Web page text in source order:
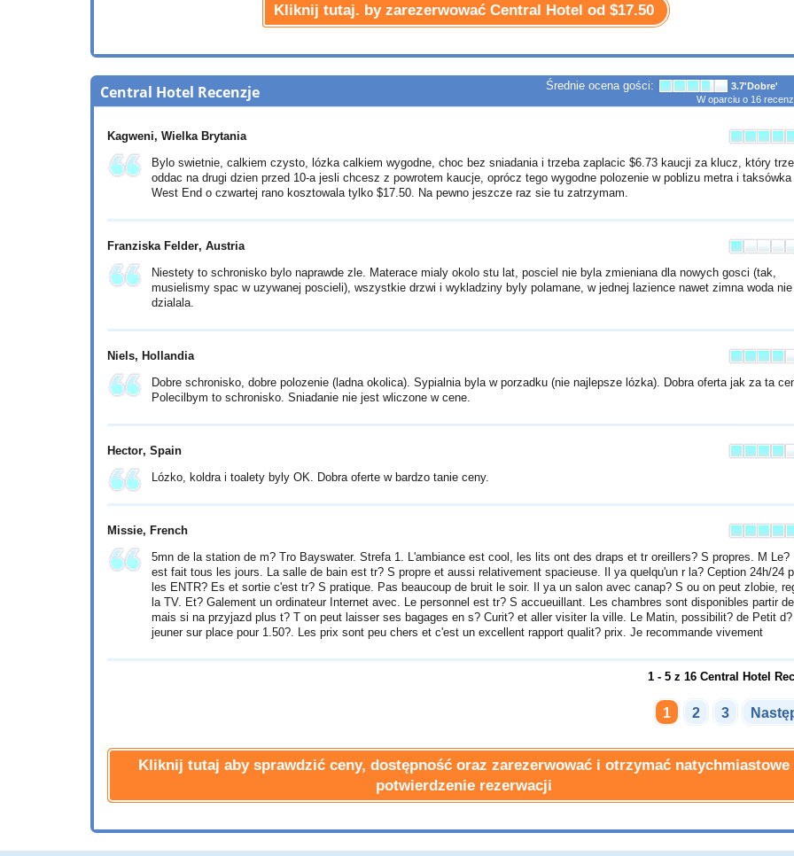
Kliknij tutaj. by zarezerwować Central Hotel od $17.50
Central Hotel Recenzje Średnie ocena gości: 3.7'Dobre'
W oparciu o 16
Kagweni, Wielka Brytania
Bylo swietnie, calkiem czysto, lózka calkiem wygodne, choc bez sniadania i trzeba zaplacic $6.73 kaucji za klucz, który
oddac na drugi dzien przed 10-a jesli chcesz z powrotem kaucje, oprócz tego wygodne polozenie w poblizu metra i taksówka
West End o czwartej rano kosztowala tylko $17.50. Na pewno jeszcze raz sie tu zatrzymam.
Franziska Felder, Austria
Niestety to schronisko bylo naprawde zle. Materace mialy okolo stu lat, posciel nie byla zmieniana dla nowych gosci (tak,
musielismy spac w uzywanej poscieli), wszystkie drzwi i wykladziny byly polamane, w jednej lazience nawet zimna woda nie
dzialala.
Niels, Hollandia
Dobre schronisko, dobre polozenie (ladna okolica). Sypialnia byla w porzadku (nie najlepsze lózka). Dobra oferta jak za ta
Polecilbym to schronisko. Sniadanie nie jest wliczone w cene.
Hector, Spain
Lózko, koldra i toalety byly OK. Dobra oferte w bardzo tanie ceny.
Missie, French
5mn de la station de m? Tro Bayswater. Strefa 1. L'ambiance est cool, les lits ont des draps et tr oreillers? S propres. M Le?
est fait tous les jours. La salle de bain est tr? S propre et aussi relativement spacieuse. Il ya quelqu'un r la? Ception 24h/24
les ENTR? Es et sortie c'est tr? S pratique. Pas beaucoup de bruit le soir. Il ya un salon avec canap? S ou on peut zlobie,
la TV. Et? Galement un ordinateur Internet avec. Le personnel est tr? S accueuillant. Les chambres sont disponibles partir
mais si na przyjazd plus t? T on peut laisser ses bagages en s? Curit? et aller visiter la ville. Le Matin, possibilit? de Petit d?
jeuner sur place pour 1.50?. Les prix sont peu chers et c'est un excellent rapport qualit? prix. Je recommande vivement
1 - 5 z 16 Central Hotel
1 2 3
Kliknij tutaj aby sprawdzić ceny, dostępność oraz zarezerwować i otrzymać natychmiastowe
potwierdzenie rezerwacji